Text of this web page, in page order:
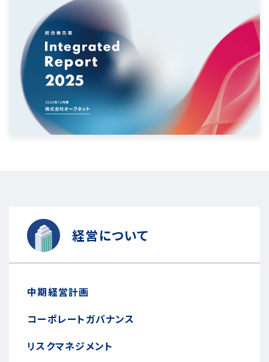
経営について
中期経営計画
コーポレートガバナンス
リスクマネジメント